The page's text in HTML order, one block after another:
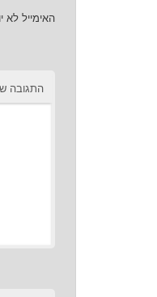
האימייל לא
התגובה